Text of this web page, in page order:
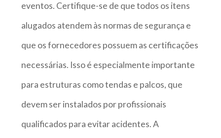
eventos. Certifique-se de que todos os itens
alugados atendem às normas de segurança e
que os fornecedores possuem as certificações
necessárias. Isso é especialmente importante
para estruturas como tendas e palcos, que
devem ser instalados por profissionais
qualificados para evitar acidentes. A